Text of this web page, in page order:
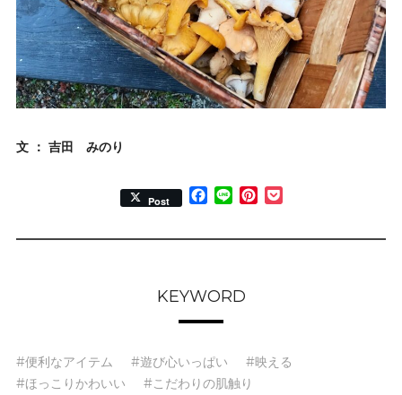
文 ： 吉田 みのり
Post Facebook
Line Pinterest
KEYWORD
#便利なアイテム #遊び心いっぱい
#映える
#ほっこりかわいい
#こだわりの肌触り